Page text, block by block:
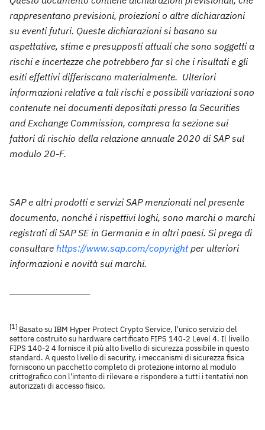
rappresentano previsioni, proiezioni o altre dichiarazioni
su eventi futuri. Queste dichiarazioni si basano su
aspettative, stime e presupposti attuali che sono soggetti a
rischi e incertezze che potrebbero far sì che i risultati e gli
esiti effettivi differiscano materialmente. Ulteriori
informazioni relative a tali rischi e possibili variazioni sono
contenute nei documenti depositati presso la Securities
and Exchange Commission, compresa la sezione sui
fattori di rischio della relazione annuale 2020 di SAP sul
modulo 20-F.
SAP e altri prodotti e servizi SAP menzionati nel presente
documento, nonché i rispettivi loghi, sono marchi o marchi
registrati di SAP SE in Germania e in altri paesi. Si prega di
consultare https://www.sap.com/copyrightper ulteriori
informazioni e novità sui marchi.
[1] Basato su IBM Hyper Protect Crypto Service, l'unico servizio del
settore costruito su hardware certificato FIPS 140-2 Level 4. Il livello
FIPS 140-2 4 fornisce il più alto livello di sicurezza possibile in questo
standard. A questo livello di security, i meccanismi di sicurezza fisica
forniscono un pacchetto completo di protezione intorno al modulo
crittografico con l'intento di rilevare e rispondere a tutti i tentativi non
autorizzati di accesso fisico.